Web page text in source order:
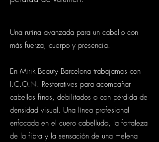
Una rutina avanzada para un cabello con
más fuerza, cuerpo y presencia.
En Mirik Beauty Barcelona trabajamos con
I.C.O.N. Restoratives para acompañar
cabellos finos, debilitados o con pérdida de
densidad visual. Una línea profesional
enfocada en el cuero cabelludo, la fortaleza
de la fibra y la sensación de una melena